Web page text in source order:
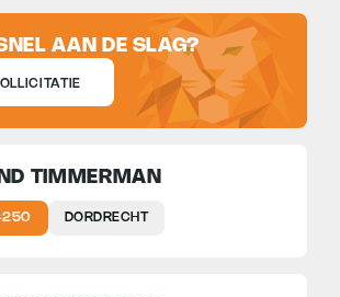
AAN DE SLAG?
TIMMERMAN
DORDRECHT